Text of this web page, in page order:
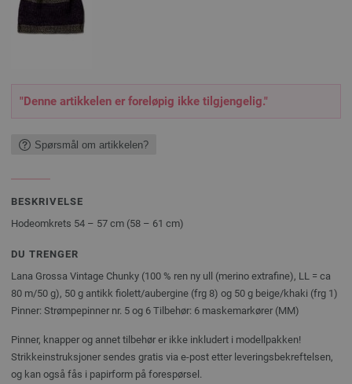
"Denne artikkelen er foreløpig ikke tilgjengelig."
Spørsmål om artikkelen?
BESKRIVELSE
Hodeomkrets 54 – 57 cm (58 – 61 cm)
DU TRENGER
Lana Grossa Vintage Chunky (100 % ren ny ull (merino extrafine), LL = ca
80 m/50 g), 50 g antikk fiolett/aubergine (frg 8) og 50 g beige/khaki (frg 1)
Pinner: Strømpepinner nr. 5 og 6 Tilbehør: 6 maskemarkører (MM)
Pinner, knapper og annet tilbehør er ikke inkludert i modellpakken!
Strikkeinstruksjoner sendes gratis via e-post etter leveringsbekreftelsen,
og kan også fås i papirform på forespørsel.